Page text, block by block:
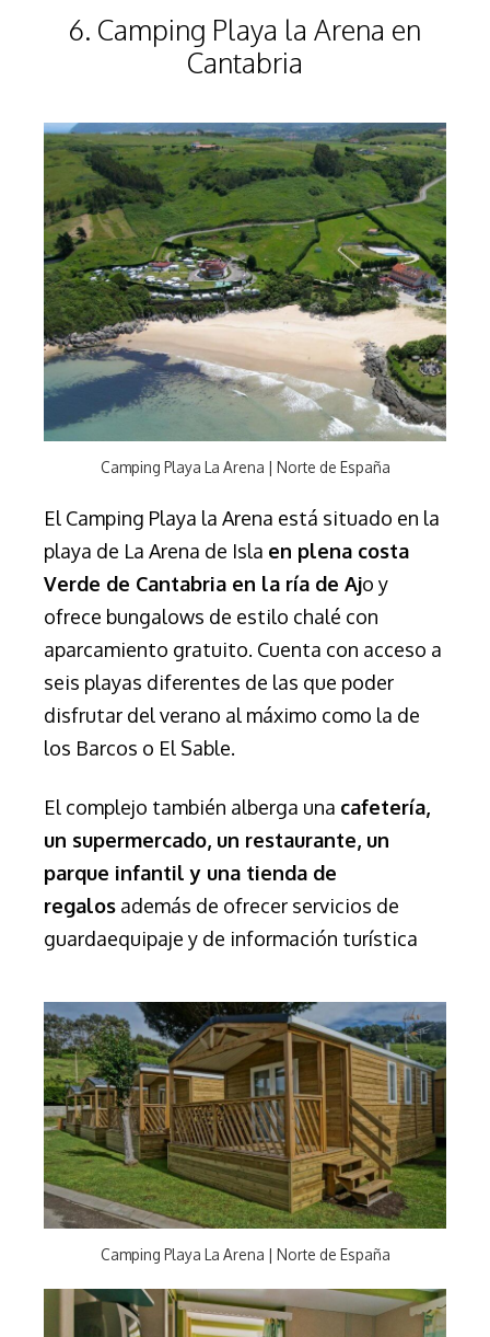
6. Camping Playa la Arena en
Cantabria
Camping Playa La Arena | Norte de España
El Camping Playa la Arena está situado en la
playa de La Arena de Isla en plena costa
Verde de Cantabria en la ría de Ajo y
ofrece bungalows de estilo chalé con
aparcamiento gratuito. Cuenta con acceso a
seis playas diferentes de las que poder
disfrutar del verano al máximo como la de
los Barcos o El Sable.
El complejo también alberga una cafetería,
un supermercado, un restaurante, un
parque infantil y una tienda de
regalos además de ofrecer servicios de
guardaequipaje y de información turística
Camping Playa La Arena | Norte de España